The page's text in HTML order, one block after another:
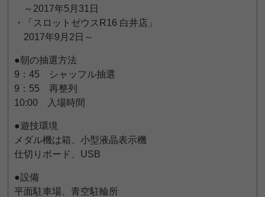
～2017年5月31日
・「スロットゼウスR16 白井店」
2017年9月2日～
●朝の抽選方法
9：45 シャッフル抽選
9：55 再整列
10:00 入場時間
●遊技環境
メダル機は箱、小型液晶表示機
仕切りボード、USB
●設備
平面駐車場、青空駐輪所